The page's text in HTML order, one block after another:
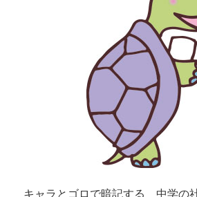
キャラとゴロで暗記する 中学の